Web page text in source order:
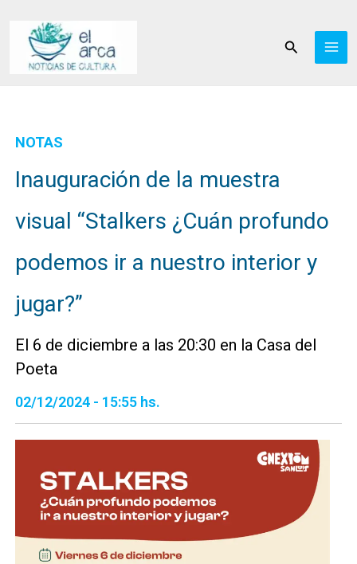
contenido
Buscar
NOTAS
Inauguración de la muestra
visual “Stalkers ¿Cuán profundo
podemos ir a nuestro interior y
jugar?”
El 6 de diciembre a las 20:30 en la Casa del
Poeta
02/12/2024 - 15:55 hs.